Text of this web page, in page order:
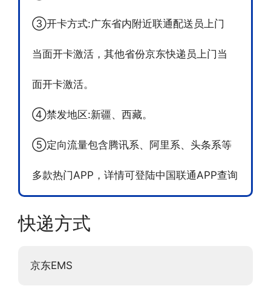
③开卡方式:广东省内附近联通配送员上门
当面开卡激活，其他省份京东快递员上门当
面开卡激活。
④禁发地区:新疆、西藏。
⑤定向流量包含腾讯系、阿里系、头条系等
多款热门APP，详情可登陆中国联通APP查询
快递方式
京东EMS